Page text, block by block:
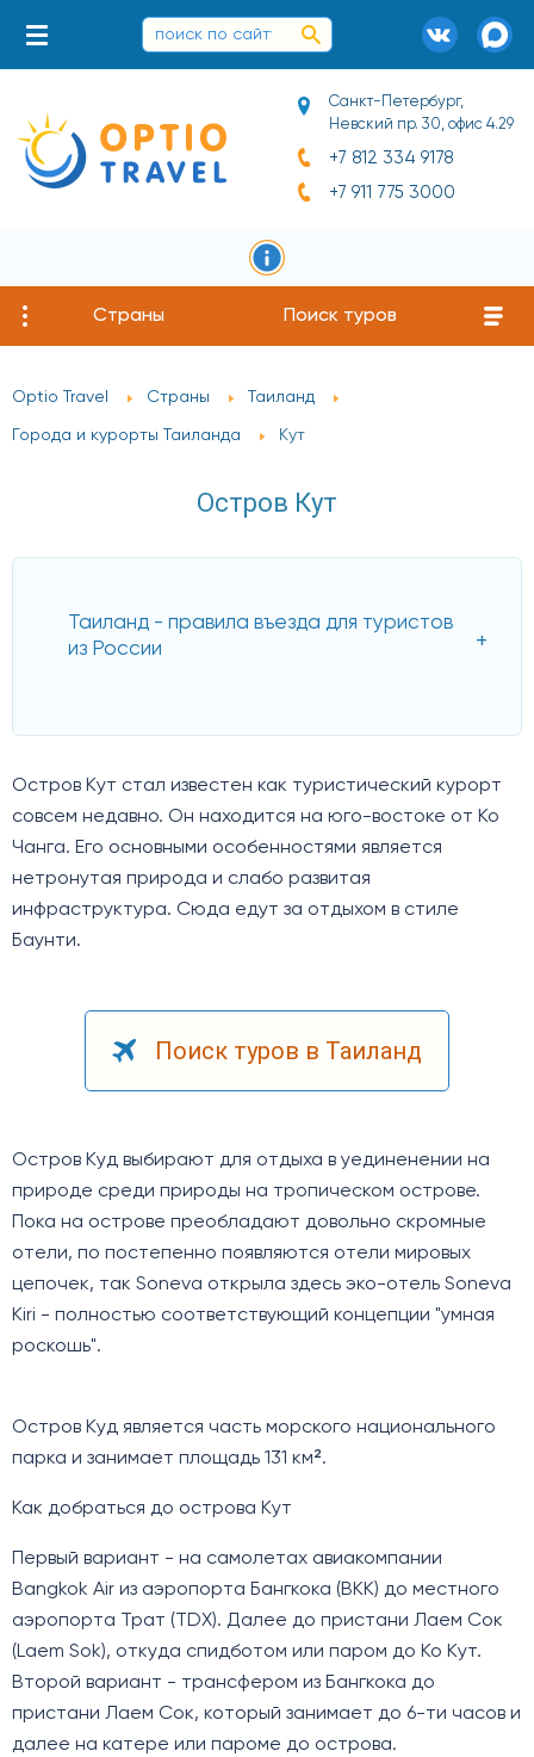
Санкт-Петербург,
Невский пр. 30, офис 4.29
+7 812 334 9178
+7 911 775 3000
Страны Поиск туров
Optio Travel Страны Таиланд
Города и курорты Таиланда Кут
Остров Кут
Таиланд - правила въезда для туристов
из России
Остров Кут стал известен как туристический курорт
совсем недавно. Он находится на юго-востоке от Ко
Чанга. Его основными особенностями является
нетронутая природа и слабо развитая
инфраструктура. Сюда едут за отдыхом в стиле
Баунти.
Поиск туров в Таиланд
Остров Куд выбирают для отдыха в уединенении на
природе среди природы на тропическом острове.
Пока на острове преобладают довольно скромные
отели, по постепенно появляются отели мировых
цепочек, так Soneva открыла здесь эко-отель Soneva
Kiri - полностью соответствующий концепции "умная
роскошь".
Остров Куд является часть морского национального
парка и занимает площадь 131 км².
Как добраться до острова Кут
Первый вариант - на самолетах авиакомпании
Bangkok Аir из аэропорта Бангкока (BKK) до местного
аэропорта Трат (TDX). Далее до пристани Лаем Сок
(Laem Sok), откуда спидботом или паром до Ко Кут.
Второй вариант - трансфером из Бангкока до
пристани Лаем Сок, который занимает до 6-ти часов и
далее на катере или пароме до острова.